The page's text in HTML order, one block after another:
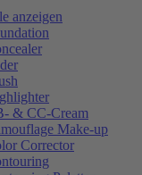
anzeigen
& CC-Cream
Make-up
Corrector